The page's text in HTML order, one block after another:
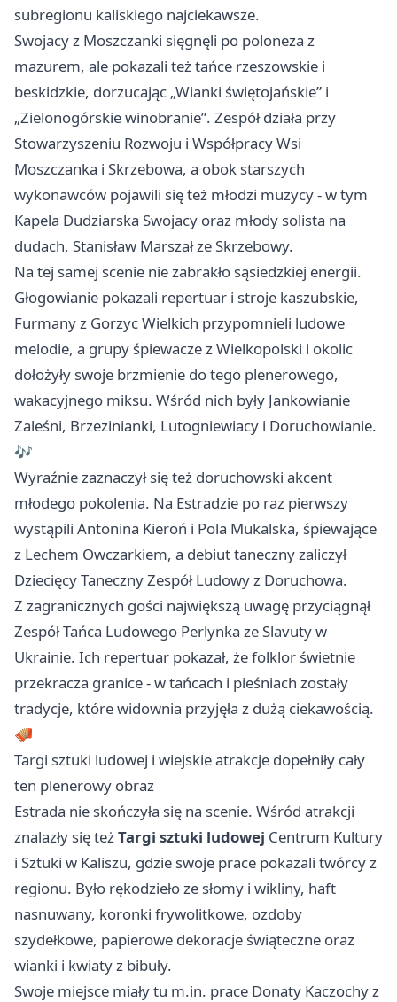
subregionu kaliskiego najciekawsze.
Swojacy z Moszczanki sięgnęli po poloneza z
mazurem, ale pokazali też tańce rzeszowskie i
beskidzkie, dorzucając „Wianki świętojańskie” i
„Zielonogórskie winobranie”. Zespół działa przy
Stowarzyszeniu Rozwoju i Współpracy Wsi
Moszczanka i Skrzebowa, a obok starszych
wykonawców pojawili się też młodzi muzycy - w tym
Kapela Dudziarska Swojacy oraz młody solista na
dudach, Stanisław Marszał ze Skrzebowy.
Na tej samej scenie nie zabrakło sąsiedzkiej energii.
Głogowianie pokazali repertuar i stroje kaszubskie,
Furmany z Gorzyc Wielkich przypomnieli ludowe
melodie, a grupy śpiewacze z Wielkopolski i okolic
dołożyły swoje brzmienie do tego plenerowego,
wakacyjnego miksu. Wśród nich były Jankowianie
Zaleśni, Brzezinianki, Lutogniewiacy i Doruchowianie.
🎶
Wyraźnie zaznaczył się też doruchowski akcent
młodego pokolenia. Na Estradzie po raz pierwszy
wystąpili Antonina Kieroń i Pola Mukalska, śpiewające
z Lechem Owczarkiem, a debiut taneczny zaliczył
Dziecięcy Taneczny Zespół Ludowy z Doruchowa.
Z zagranicznych gości największą uwagę przyciągnął
Zespół Tańca Ludowego Perlynka ze Slavuty w
Ukrainie. Ich repertuar pokazał, że folklor świetnie
przekracza granice - w tańcach i pieśniach zostały
tradycje, które widownia przyjęła z dużą ciekawością.
🪗
Targi sztuki ludowej i wiejskie atrakcje dopełniły cały
ten plenerowy obraz
Estrada nie skończyła się na scenie. Wśród atrakcji
znalazły się teżTargi sztuki ludowej Centrum Kultury
i Sztuki w Kaliszu, gdzie swoje prace pokazali twórcy z
regionu. Było rękodzieło ze słomy i wikliny, haft
nasnuwany, koronki frywolitkowe, ozdoby
szydełkowe, papierowe dekoracje świąteczne oraz
wianki i kwiaty z bibuły.
Swoje miejsce miały tu m.in. prace Donaty Kaczochy z